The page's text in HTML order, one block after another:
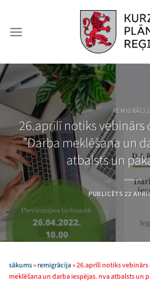
content
26.aprīlī notiks
”Darba meklēšana un
atbalsts un
PUBLICĒTS 22
sākums»remigrācija»26.aprīlī notiks
meklēšana un darba iespējas. nva atbalsts un